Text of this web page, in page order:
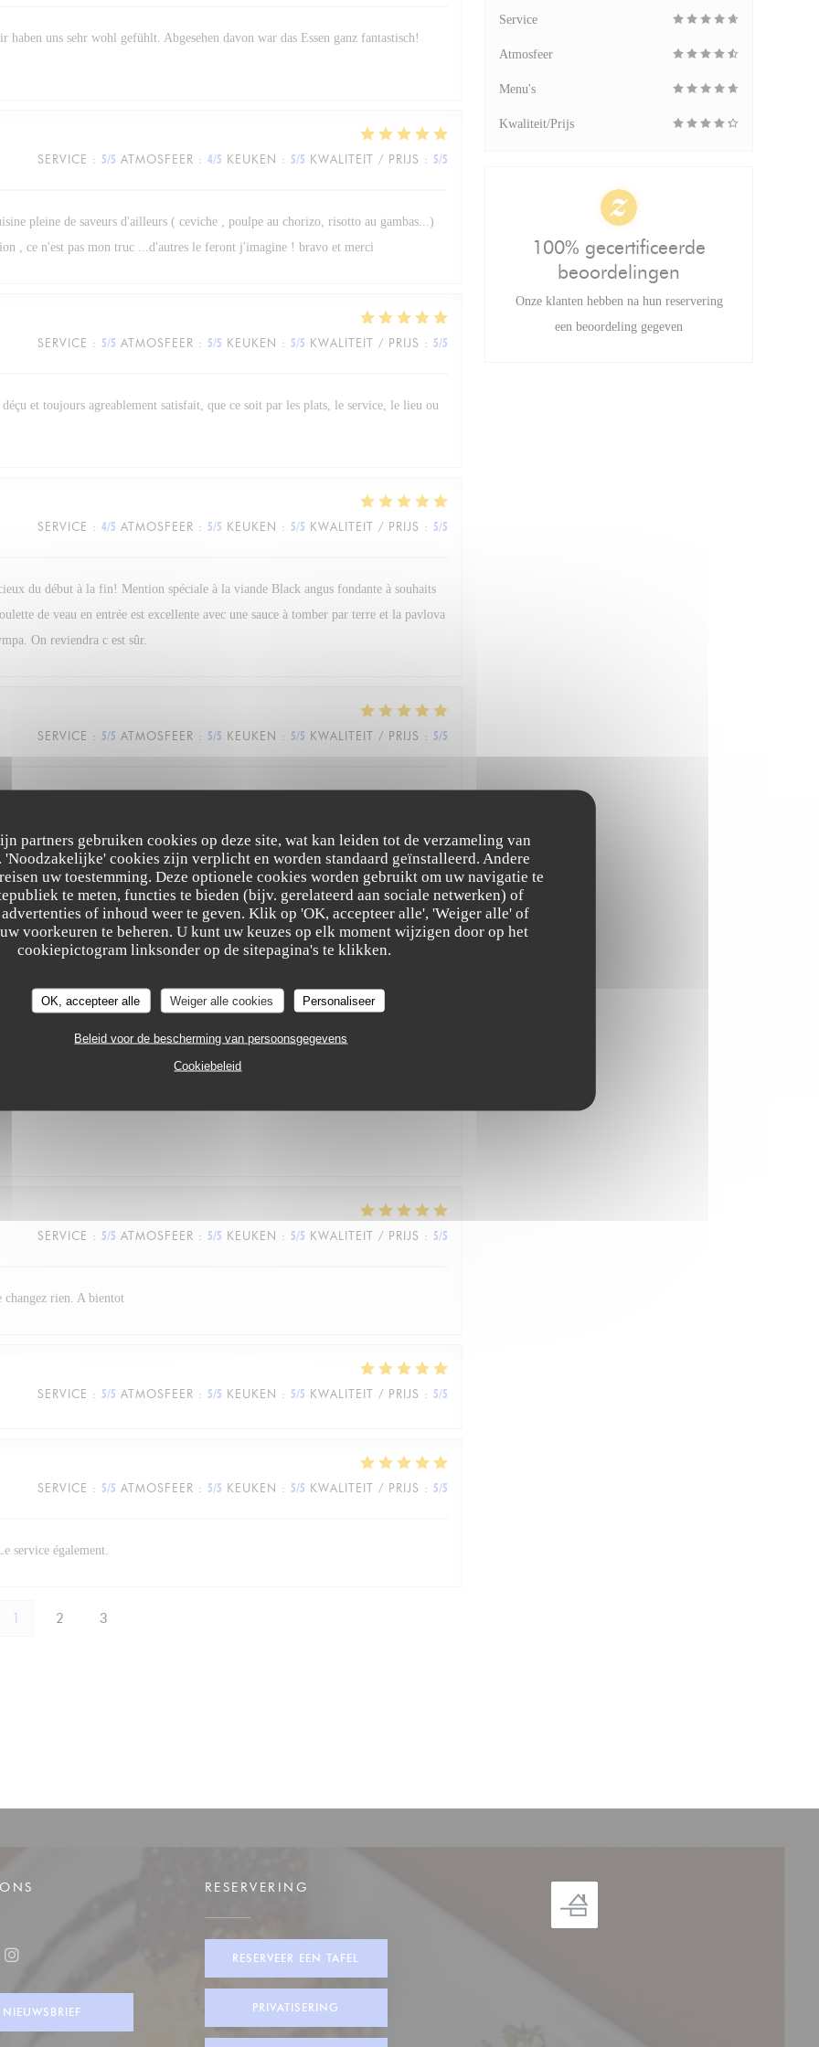
partners gebruiken cookies op deze site, wat kan leiden tot de verzameling van
'Noodzakelijke' cookies zijn verplicht en worden standaard geïnstalleerd. Andere
uw toestemming. Deze optionele cookies worden gebruikt om uw navigatie te
te meten, functies te bieden (bijv. gerelateerd aan sociale netwerken) of
of inhoud weer te geven. Klik op 'OK, accepteer alle', 'Weiger alle' of
voorkeuren te beheren. U kunt uw keuzes op elk moment wijzigen door op het
cookiepictogram linksonder op de sitepagina's te klikken.
OK, accepteer alle Weiger alle cookies Personaliseer
Beleid voor de bescherming van persoonsgegevens
Cookiebeleid
uns sehr wohl gefühlt. Abgesehen davon war das Essen ganz fantastisch!
SERVICE : 5/5 ATMOSFEER : 4/5 KEUKEN : 5/5 KWALITEIT / PRIJS : 5/5
pleine de saveurs d'ailleurs ( ceviche , poulpe au chorizo, risotto au gambas...)
, ce n'est pas mon truc ...d'autres le feront j'imagine ! bravo et merci
SERVICE : 5/5 ATMOSFEER : 5/5 KEUKEN : 5/5 KWALITEIT / PRIJS : 5/5
et toujours agreablement satisfait, que ce soit par les plats, le service, le lieu ou
SERVICE : 4/5 ATMOSFEER : 5/5 KEUKEN : 5/5 KWALITEIT / PRIJS : 5/5
du début à la fin! Mention spéciale à la viande Black angus fondante à souhaits
de veau en entrée est excellente avec une sauce à tomber par terre et la pavlova
On reviendra c est sûr.
SERVICE : 5/5 ATMOSFEER : 5/5 KEUKEN : 5/5 KWALITEIT / PRIJS : 5/5
agréable moment. La sympathie et la bienveillance de l’ensemble du personnel
cet endroit où nous reviendrons avec grand plaisir!
SERVICE: 5/5 ATMOSFEER: 5/5 KEUKEN : 5 /5 KWALITEIT / PRIJS: 4/5
très bon. Prix raisonnable.
SERVICE : 5/5 ATMOSFEER : 5/5 KEUKEN : 5/5 KWALITEIT / PRIJS : 5/5
changez rien. A bientot
SERVICE : 5/5 ATMOSFEER : 5/5 KEUKEN : 5/5 KWALITEIT / PRIJS : 5/5
SERVICE : 5/5 ATMOSFEER : 5/5 KEUKEN : 5/5 KWALITEIT / PRIJS : 5/5
service également.
1 2 3
Service
Atmosfeer
Menu's
Kwaliteit/Prijs
100% gecertificeerde
beoordelingen
Onze klanten hebben na hun reservering
een beoordeling gegeven
NIEUWSBRIEF
RESERVERING
RESERVEER EEN TAFEL
PRIVATISERING